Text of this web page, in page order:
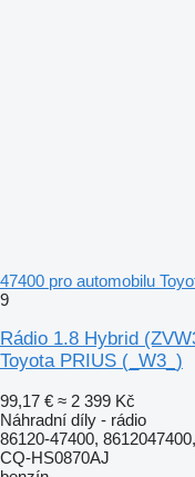
47400 pro automobilu
9
Rádio 1.8 Hybrid
Toyota PRIUS (_W3_)
99,17 € ≈ 2 399 Kč
Náhradní díly - rádio
86120-47400,
CQ-HS0870AJ